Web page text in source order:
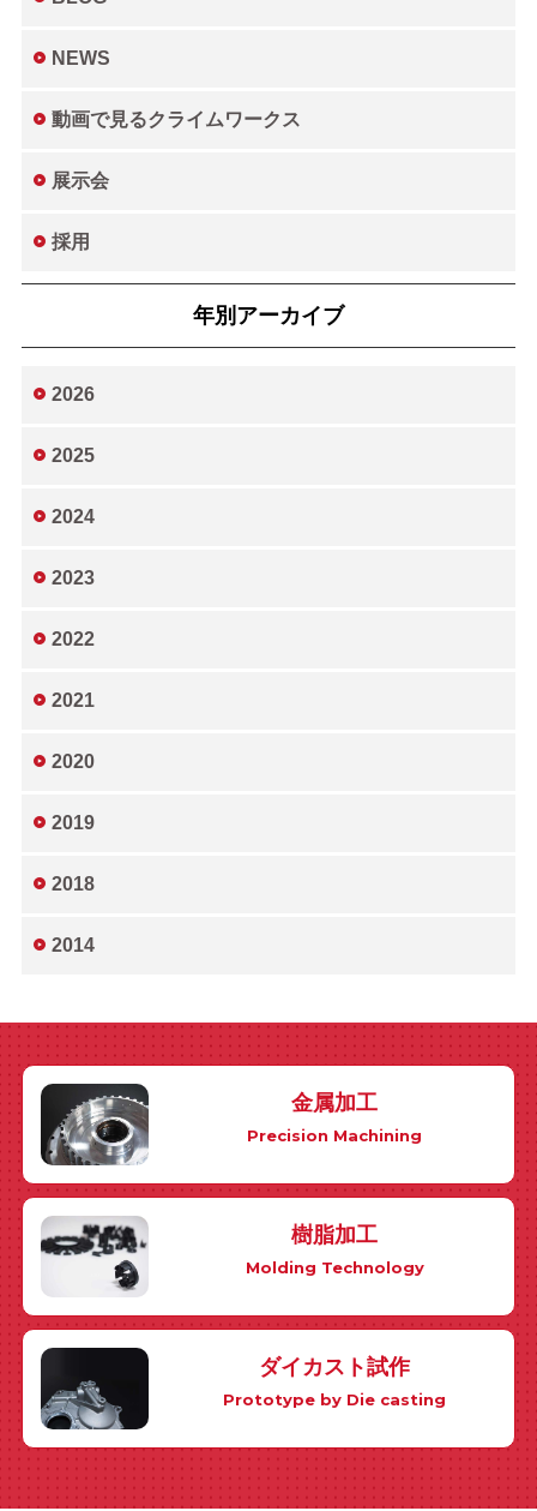
NEWS
動画で見るクライムワークス
展示会
採用
年別アーカイブ
2026
2025
2024
2023
2022
2021
2020
2019
2018
2014
金属加工
Precision Machining
樹脂加工
Molding Technology
ダイカスト試作
Prototype by Die casting